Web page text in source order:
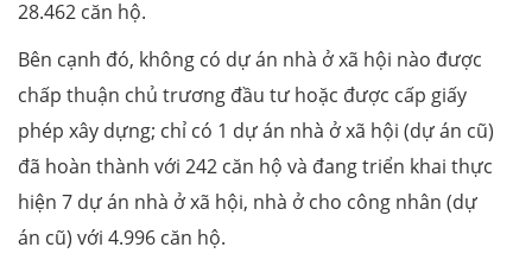
28.462 căn hộ.
Bên cạnh đó, không có dự án nhà ở xã hội nào được
chấp thuận chủ trương đầu tư hoặc được cấp giấy
phép xây dựng; chỉ có 1 dự án nhà ở xã hội (dự án cũ)
đã hoàn thành với 242 căn hộ và đang triển khai thực
hiện 7 dự án nhà ở xã hội, nhà ở cho công nhân (dự
án cũ) với 4.996 căn hộ.